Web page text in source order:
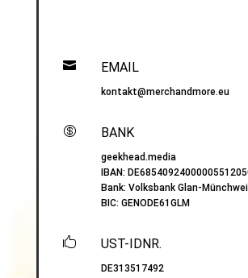
 EMAIL
kontakt@merchandmore.eu
 BANK
geekhead.media
IBAN:
Bank: Volksbank Glan-
BIC: GENODE61GLM
 UST-IDNR.
DE313517492